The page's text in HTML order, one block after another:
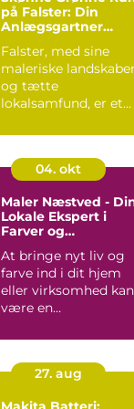
på Falster: Din
Anlægsgartner
Falster, med sine
maleriske
og tætte
lokalsamfund, er et
ik...
04. okt
Maler Næstved -
Lokale Ekspert i
Farver og
At bringe nyt liv og
farve ind i dit hjem
eller virksomhed kan
være en
handli...
27. aug